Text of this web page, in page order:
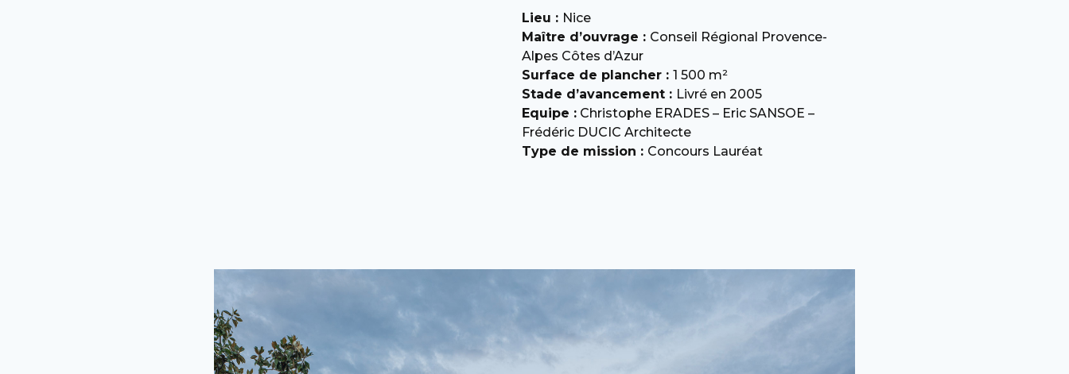
Lieu : Nice
Maître d’ouvrage : Conseil Régional Provence-
Alpes Côtes d’Azur
Surface de plancher : 1 500 m²
Stade d’avancement : Livré en 2005
Equipe :Christophe ERADES – Eric SANSOE –
Frédéric DUCIC Architecte
Type de mission : Concours Lauréat